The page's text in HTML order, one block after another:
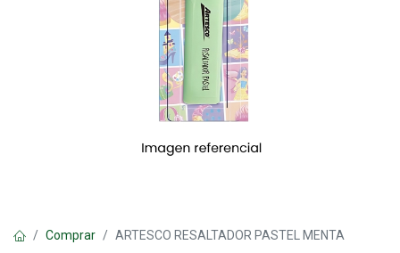
Comprar ARTESCO RESALTADOR PASTEL MENTA